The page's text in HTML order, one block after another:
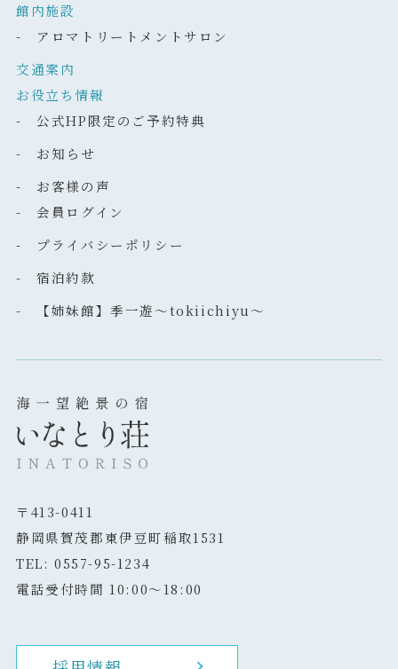
館内施設
- アロマトリートメントサロン
交通案内
お役立ち情報
- 公式HP限定のご予約特典
- お知らせ
- お客様の声
- 会員ログイン
- プライバシーポリシー
- 宿泊約款
- 【姉妹館】季一遊～tokiichiyu～
〒413-0411
静岡県賀茂郡東伊豆町稲取1531
TEL: 0557-95-1234
電話受付時間 10:00～18:00